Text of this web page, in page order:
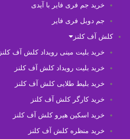
خرید جم فری فایر با آیدی
جم دوبل فری فایر
کلش آف کلنز
خرید بلیت مینی رویداد کلش آف کلنز
خرید بلیت رویداد کلش آف کلنز
خرید بلیط طلایی کلش آف کلنز
خرید کارگر کلش آف کلنز
خرید اسکین هیرو کلش آف کلنز
خرید منظره کلش آف کلنز